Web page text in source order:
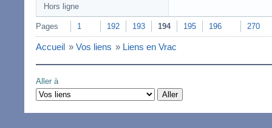
Hors ligne
Pages 1 192 193 194 195 196 270
Accueil » Vos liens » Liens en Vrac
Aller à